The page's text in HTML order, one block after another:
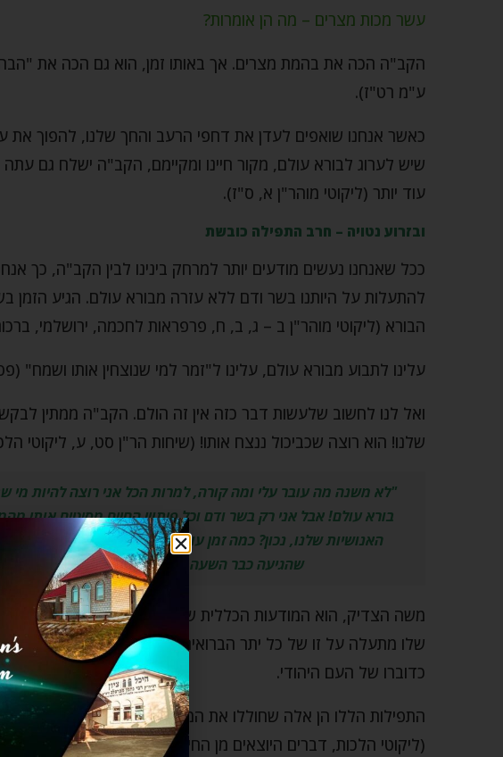
עשר מכות מצרים – מה הן אומרות?
הקב"ה הכה את בהמת מצרים. אך באותו זמן, הוא גם הכה את
ע"מ רט"ז).
כאשר אנחנו שואפים לעדן את דחפי הרעב והחך שלנו, להפוך את
שיש לערוג לבורא עולם, מקור חיינו ומקיימם, הקב"ה ישלח גם
עוד יותר (ליקוטי מוהר"ן א, ס"ז).
ובזרוע נטויה – חרב התפילה כובשת
ככל שאנחנו נעשים מודעים יותר למרחק בינינו לבין הקב"ה, כך
להתעלות על היותנו בשר ודם ללא עזרה מבורא עולם. הגיע הזמן
הבורא (ליקוטי מוהר"ן ב – ג, ב, ח, פרפראות לחכמה, ירושלמי,
עלינו לתבוע מבורא עולם, עלינו ל"זמר למי שנוצחין אותו ושמח"
ואל לנו לחשוב שלעשות דבר כזה אין זה הולם. הקב"ה ממתין
שלנו! הוא רוצה שכביכול ננצח אותו! (שיחות הר"ן סט, ע, ליקוטי
"לא משנה מה עובר עלי ומה קורה, למרות הכל אני רוצה להיות מי
בורא עולם! אבל אני רק בשר ודם וכל פיתויי החיים מסיטים אותי
האנושיות שלנו, נכון? כמה זמן עוד נחכה? כמה? כמה זמן עוד
שהגיעה כבר השעה שתסייע בידנו לשכוח את העבר
משה הצדיק, הוא המודעות הכללית של כל העם היהודי. הוא מכיר
שלו מתעלה על זו של כל יתר הברואים. כאשר משה "תבע" מאת
כדוברו של העם היהודי.
התפילות הללו הן אלה שחוללו את המכות, את הלקחים, ואת
(ליקוטי הלכות, דברים היוצאים מן החי ב, ד). וכאשר משה הושיט